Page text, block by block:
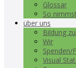
Glossar
So
über uns
Bildung
Wir
Spenden/
Visual